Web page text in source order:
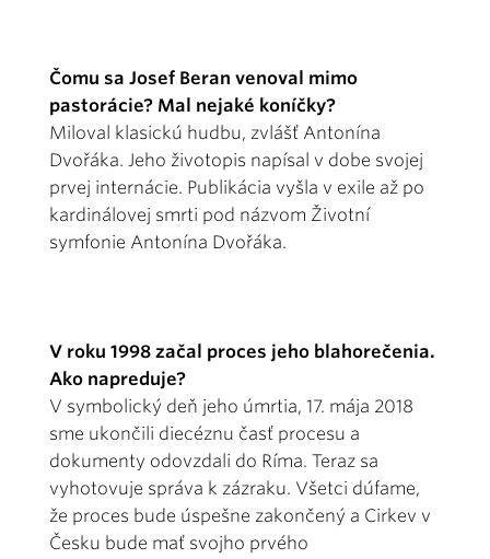
Čomu sa Josef Beran venoval mimo
pastorácie? Mal nejaké koníčky?
Miloval klasickú hudbu, zvlášť Antonína
Dvořáka. Jeho životopis napísal v dobe svojej
prvej internácie. Publikácia vyšla v exile až po
kardinálovej smrti pod názvom Životní
symfonie Antonína Dvořáka.
V roku 1998 začal proces jeho blahorečenia.
Ako napreduje?
V symbolický deň jeho úmrtia, 17. mája 2018
sme ukončili diecéznu časť procesu a
dokumenty odovzdali do Ríma. Teraz sa
vyhotovuje správa k zázraku. Všetci dúfame,
že proces bude úspešne zakončený a Cirkev v
Česku bude mať svojho prvého